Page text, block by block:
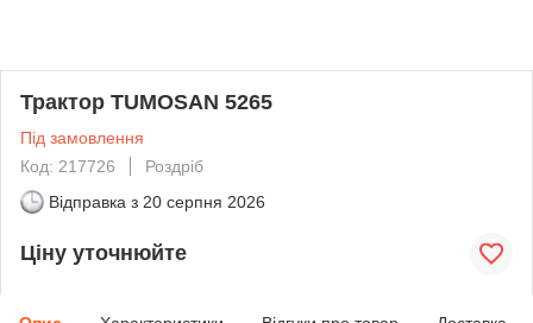
Трактор TUMOSAN 5265
Під замовлення
Код: 217726
Роздріб
Відправка з 20 серпня 2026
Ціну уточнюйте